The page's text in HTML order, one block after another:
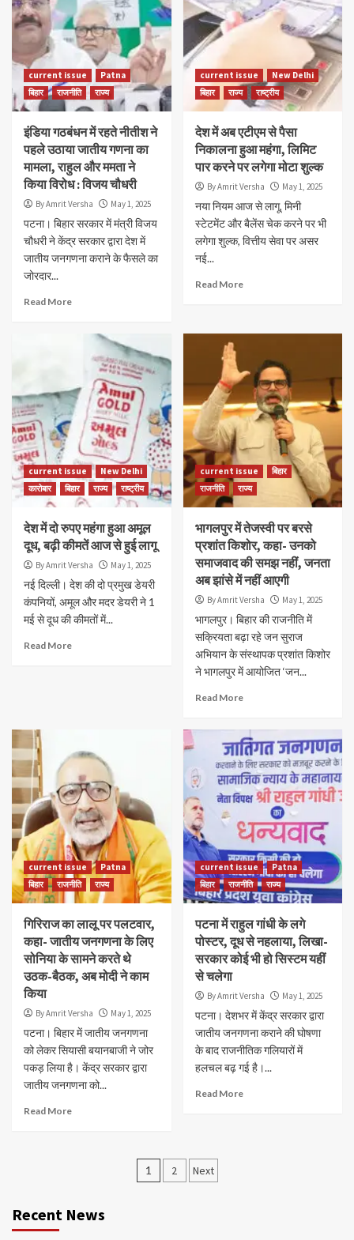
current issue
Patna
बिहार
राजनीति राज्य
इंडिया गठबंधन में रहते नीतीश ने
पहले उठाया जातीय गणना का
मामला, राहुल और ममता ने
किया विरोध : विजय चौधरी
By Amrit Versha May 1, 2025
पटना। बिहार सरकार में मंत्री विजय
चौधरी ने केंद्र सरकार द्वारा देश में
जातीय जनगणना कराने के फैसले का
जोरदार...
Read More
current issue
New Delhi
बिहार
राज्य राष्ट्रीय
देश में अब एटीएम से पैसा
निकालना हुआ महंगा, लिमिट
पार करने पर लगेगा मोटा शुल्क
By Amrit Versha May 1, 2025
नया नियम आज से लागू, मिनी
स्टेटमेंट और बैलेंस चेक करने पर भी
लगेगा शुल्क, वित्तीय सेवा पर असर
नई...
Read More
current issue
New Delhi
कारोबार
बिहार राज्य राष्ट्रीय
देश में दो रुपए महंगा हुआ अमूल
दूध, बढ़ी कीमतें आज से हुई लागू
By Amrit Versha May 1, 2025
नई दिल्ली। देश की दो प्रमुख डेयरी
कंपनियों, अमूल और मदर डेयरी ने 1
मई से दूध की कीमतों में...
Read More
current issue
बिहार
राजनीति
राज्य
भागलपुर में तेजस्वी पर बरसे
प्रशांत किशोर, कहा- उनको
समाजवाद की समझ नहीं, जनता
अब झांसे में नहीं आएगी
By Amrit Versha May 1, 2025
भागलपुर। बिहार की राजनीति में
सक्रियता बढ़ा रहे जन सुराज
अभियान के संस्थापक प्रशांत किशोर
ने भागलपुर में आयोजित ‘जन...
Read More
current issue
Patna
बिहार
राजनीति राज्य
गिरिराज का लालू पर पलटवार,
कहा- जातीय जनगणना के लिए
सोनिया के सामने करते थे
उठक-बैठक, अब मोदी ने काम
किया
By Amrit Versha May 1, 2025
पटना। बिहार में जातीय जनगणना
को लेकर सियासी बयानबाजी ने जोर
पकड़ लिया है। केंद्र सरकार द्वारा
जातीय जनगणना को...
Read More
current issue
Patna
बिहार
राजनीति राज्य
पटना में राहुल गांधी के लगे
पोस्टर, दूध से नहलाया, लिखा-
सरकार कोई भी हो सिस्टम यहीं
से चलेगा
By Amrit Versha May 1, 2025
पटना। देशभर में केंद्र सरकार द्वारा
जातीय जनगणना कराने की घोषणा
के बाद राजनीतिक गलियारों में
हलचल बढ़ गई है।...
Read More
Posts
1 2 Next
Recent News